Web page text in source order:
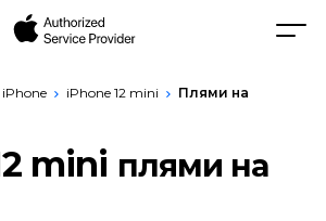
iPhone iPhone 12 mini
Плями на
mini плями на